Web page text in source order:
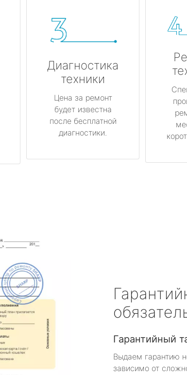
Диагностика
техники
Цена за ремонт
будет известна
после бесплатной
диагностики.
Гарантийный
Выдаем гарантию
зависимо от